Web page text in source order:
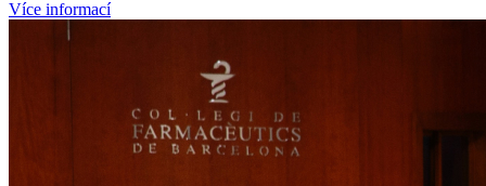
Více informací